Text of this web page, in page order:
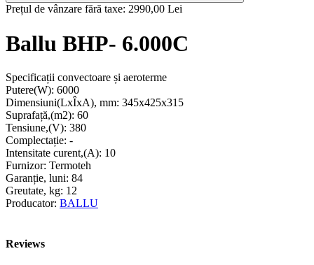
Prețul de vânzare fără taxe: 2990,00 Lei
Ballu BHP- 6.000C
Specificații convectoare și aeroterme
Putere(W): 6000
Dimensiuni(LxÎxA), mm: 345х425х315
Suprafață,(m2): 60
Tensiune,(V): 380
Complectație: -
Intensitate curent,(A): 10
Furnizor: Termoteh
Garanție, luni: 84
Greutate, kg: 12
Producator: BALLU
Reviews